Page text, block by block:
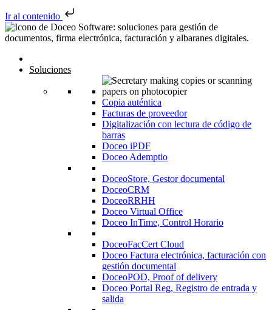
Ir al contenido
Saltar al contenido
Navegación de entradas
Soluciones
Copia auténtica
Facturas de proveedor
Digitalización con lectura de código de
barras
Doceo iPDF
Doceo Ademptio
DoceoStore, Gestor documental
DoceoCRM
DoceoRRHH
Doceo Virtual Office
Doceo InTime, Control Horario
DoceoFacCert Cloud
Doceo Factura electrónica, facturación con
gestión documental
DoceoPOD, Proof of delivery
Doceo Portal Reg, Registro de entrada y
salida